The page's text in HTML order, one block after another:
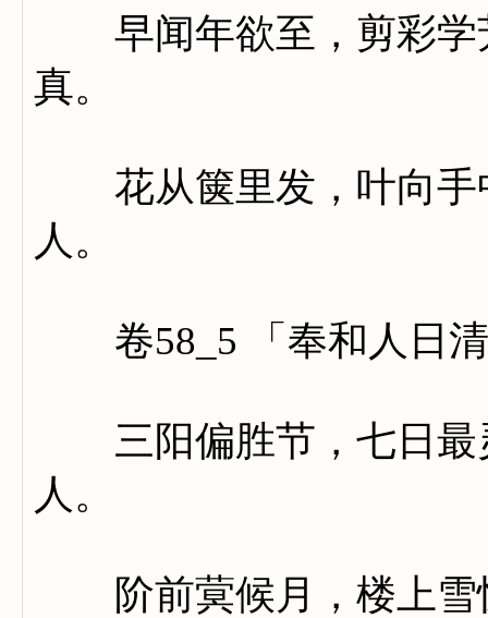
早闻年欲至，剪彩学
真。
花从箧里发，叶向手
人。
卷58_5 「奉和人日清
三阳偏胜节，七日最
人。
阶前蓂候月，楼上雪